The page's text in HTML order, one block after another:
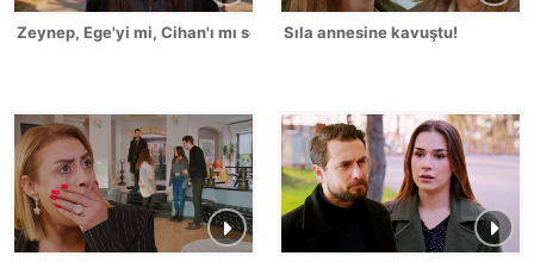
Zeynep, Ege'yi mi, Cihan'ı mı seçti?Sıla annesine kavuştu!